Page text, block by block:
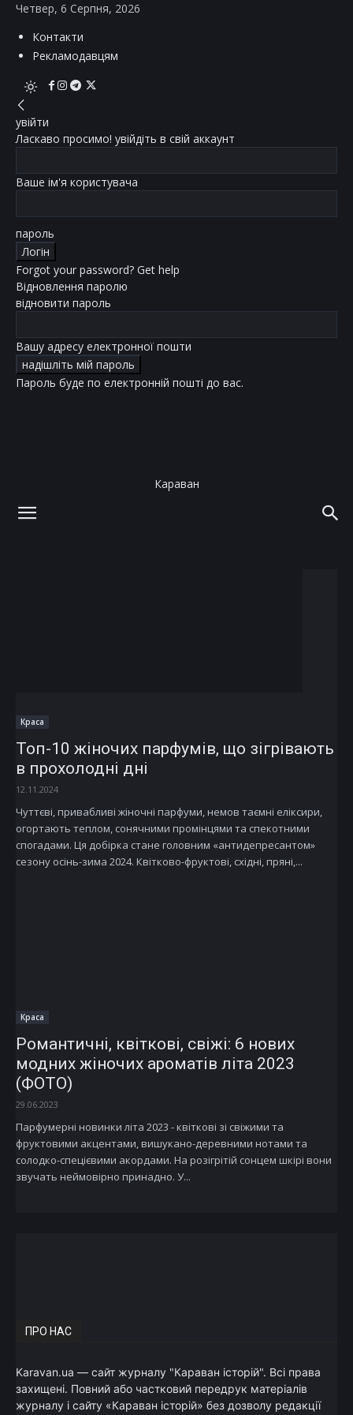
Четвер, 6 Серпня, 2026
Контакти
Рекламодавцям
увійти
Ласкаво просимо! увійдіть в свій аккаунт
Ваше ім'я користувача
пароль
Forgot your password? Get help
Відновлення паролю
відновити пароль
Вашу адресу електронної пошти
Пароль буде по електронній пошті до вас.
Караван
Краса
Топ-10 жіночих парфумів, що зігрівають
в прохолодні дні
12.11.2024
Чуттєві, привабливі жіночні парфуми, немов таємні еліксири,
огортають теплом, сонячними промінцями та спекотними
спогадами. Ця добірка стане головним «антидепресантом»
сезону осінь-зима 2024. Квітково-фруктові, східні, пряні,...
Краса
Романтичні, квіткові, свіжі: 6 нових
модних жіночих ароматів літа 2023
(ФОТО)
29.06.2023
Парфумерні новинки літа 2023 - квіткові зі свіжими та
фруктовими акцентами, вишукано-деревними нотами та
солодко-спецієвими акордами. На розігрітій сонцем шкірі вони
звучать неймовірно принадно. У...
ПРО НАС
Karavan.ua — сайт журналу "Караван історій". Всі права
захищені. Повний або частковий передрук матеріалів
журналу і сайту «Караван історій» без дозволу редакції